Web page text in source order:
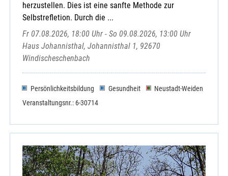
herzustellen. Dies ist eine sanfte Methode zur
Selbstrefletion. Durch die ...
Fr 07.08.2026, 18:00 Uhr - So 09.08.2026, 13:00 Uhr
Haus Johannisthal, Johannisthal 1, 92670
Windischeschenbach
Persönlichkeitsbildung Gesundheit
Neustadt-Weiden
Veranstaltungsnr.: 6-30714